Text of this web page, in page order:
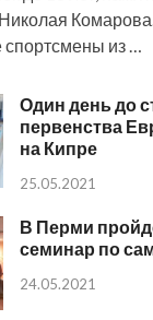
спортсмены из …
Один день до
первенства
на Кипре
25.05.2021
В Перми
семинар по
24.05.2021